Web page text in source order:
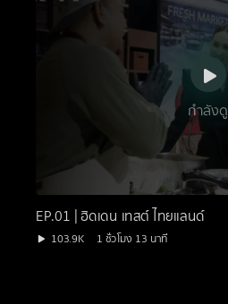
กำลังดู
EP.01 | ฮิดเดน เทสต์ ไทยแลนด์
103.9K 1 ชั่วโมง 13 นาที